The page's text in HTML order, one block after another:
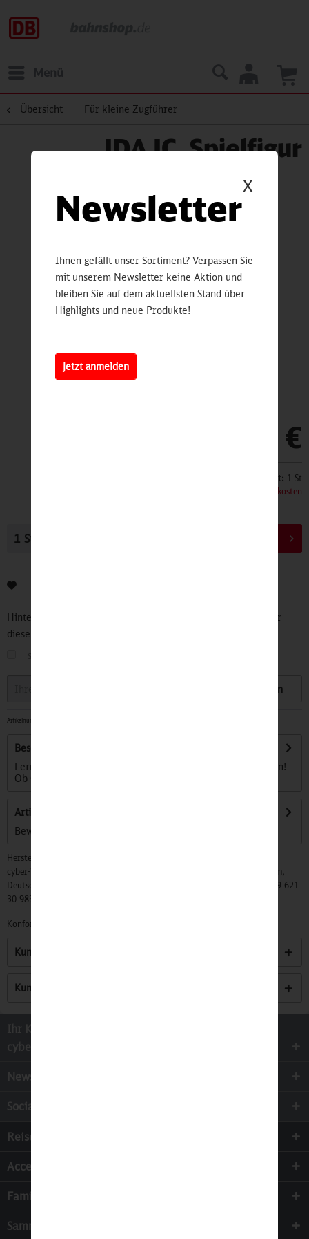
Menü
Übersicht Für kleine Zugführer
IDA IC, Spielfigur
4,90 €
Inhalt: 1 St
zzgl. Versandkosten
Hinterlegen Sie Ihre Email Adresse und bleiben Sie stets über
diesen Artikel informiert.
Speichern
Artikelnummer:
Beschreibung
Lerne die lustigen Begleiter für kleine Bahnreisende kennen!
Ob Günni Güterzug, Ida IC oder...
Artikel bewerten
Bewertungen lesen, schreiben und diskutieren...
Hersteller:
cyber-Wear Heidelberg GmbH, Elsa-Brändström-Str. 4, 68229 Mannheim,
Deutschland, Info@mycybergroup.com, https://mycybergroup.com, +49 621
30 983 0
Konformitätserklärungen zu unseren Produkten finden Sie
Kunden kauften auch
Kunden haben sich ebenfalls angesehen
Ihr Kontakt zur
cyber-Wear Heidelberg GmbH
Newsletter
Socialmedia
Reisen
Accessoires
Familie & Kinder
Sammeln
X
Newsletter
Ihnen gefällt unser Sortiment? Verpassen Sie
mit unserem Newsletter keine Aktion und
bleiben Sie auf dem aktuellsten Stand über
Highlights und neue Produkte!
Jetzt anmelden